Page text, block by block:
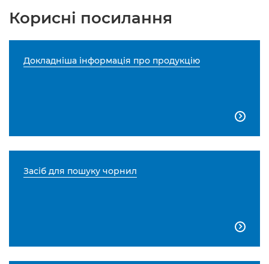
Корисні посилання
Докладніша інформація про продукцію

Засіб для пошуку чорнил
